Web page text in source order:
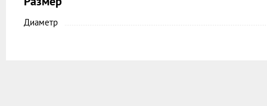
Диаметр